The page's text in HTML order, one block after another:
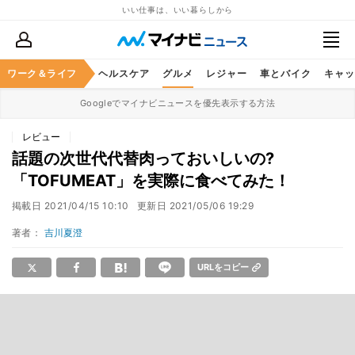
いい仕事は、いい暮らしから
ワーク＆ライフ
マネー 暮らし ヘルスケア グルメ レジャー 車とバイク キャ
Googleでマイナビニュースを優先表示する方法
レビュー
話題の次世代代替肉っておいしいの?
「TOFUMEAT」を実際に食べてみた！
掲載日 2021/04/15 10:10 更新日 2021/05/06 19:29
著者： 吉川夏澄
URLをコピー